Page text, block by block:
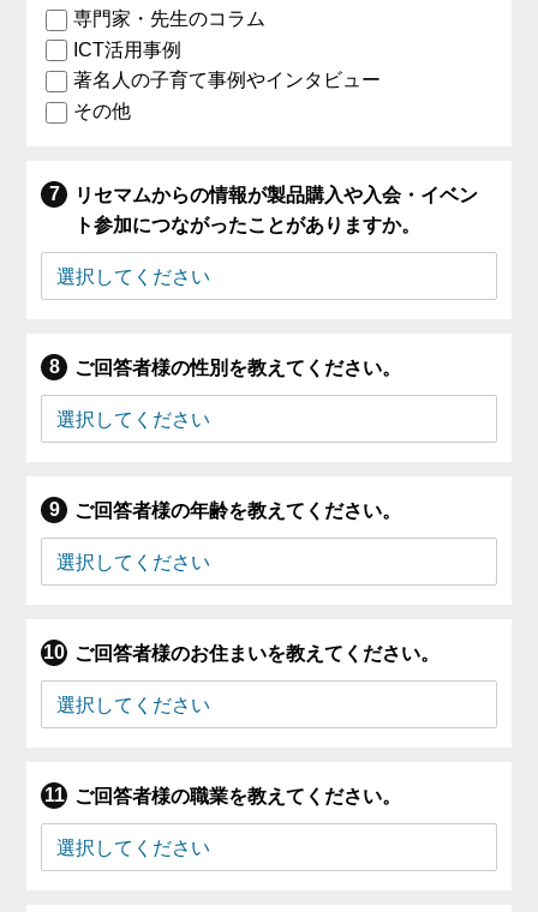
専門家・先生のコラム
ICT活用事例
著名人の子育て事例やインタビュー
その他
リセマムからの情報が製品購入や入会・イベン
ト参加につながったことがありますか。
ご回答者様の性別を教えてください。
ご回答者様の年齢を教えてください。
ご回答者様のお住まいを教えてください。
ご回答者様の職業を教えてください。